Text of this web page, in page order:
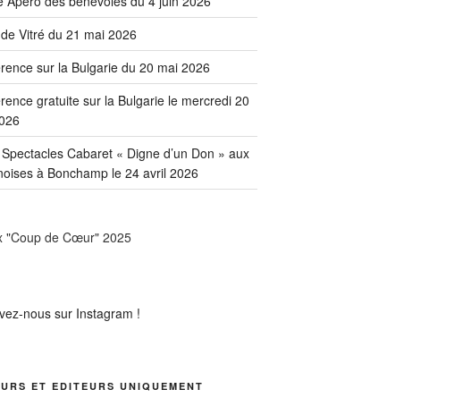
Vitré du 21 mai 2026
sur la Bulgarie du 20 mai 2026
gratuite sur la Bulgarie le mercredi 20
Cabaret « Digne d’un Don » aux
à Bonchamp le 24 avril 2026
ET EDITEURS UNIQUEMENT